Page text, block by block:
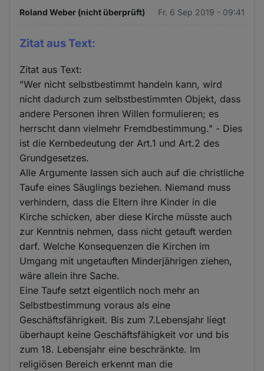
Roland Weber (nicht überprüft) Fr. 6 Sep 2019 - 09:41
Zitat aus Text:
Zitat aus Text:
"Wer nicht selbstbestimmt handeln kann, wird
nicht dadurch zum selbstbestimmten Objekt, dass
andere Personen ihren Willen formulieren; es
herrscht dann vielmehr Fremdbestimmung." - Dies
ist die Kernbedeutung der Art.1 und Art.2 des
Grundgesetzes.
Alle Argumente lassen sich auch auf die christliche
Taufe eines Säuglings beziehen. Niemand muss
verhindern, dass die Eltern ihre Kinder in die
Kirche schicken, aber diese Kirche müsste auch
zur Kenntnis nehmen, dass nicht getauft werden
darf. Welche Konsequenzen die Kirchen im
Umgang mit ungetauften Minderjährigen ziehen,
wäre allein ihre Sache.
Eine Taufe setzt eigentlich noch mehr an
Selbstbestimmung voraus als eine
Geschäftsfährigkeit. Bis zum 7.Lebensjahr liegt
überhaupt keine Geschäftsfähigkeit vor und bis
zum 18. Lebensjahr eine beschränkte. Im
religiösen Bereich erkennt man die